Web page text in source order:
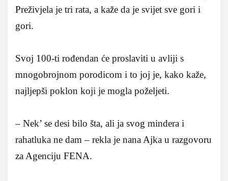
Preživjela je tri rata, a kaže da je svijet sve gori i
gori.
Svoj 100-ti rođendan će proslaviti u avliji s
mnogobrojnom porodicom i to joj je, kako kaže,
najljepši poklon koji je mogla poželjeti.
– Nek’ se desi bilo šta, ali ja svog mindera i
rahatluka ne dam – rekla je nana Ajka u razgovoru
za Agenciju FENA.